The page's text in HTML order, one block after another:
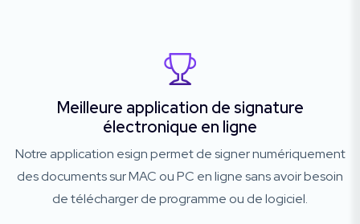
Meilleure application de signature
électronique en ligne
Notre application esign permet de signer numériquement
des documents sur MAC ou PC en ligne sans avoir besoin
de télécharger de programme ou de logiciel.